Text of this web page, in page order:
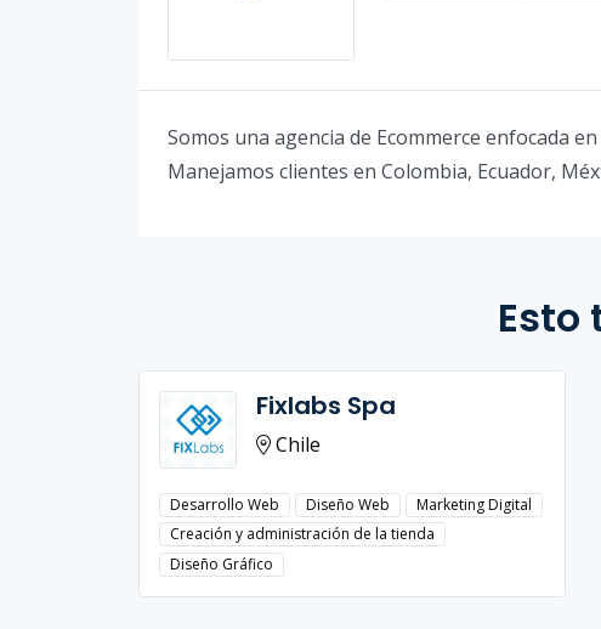
Somos una agencia de Ecommerce enfocada
Manejamos clientes en Colombia, Ecuador,
Fixlabs Spa
Chile
Desarrollo Web Diseño Web
Marketing Digital
Creación y administración de la tienda
Diseño Gráfico